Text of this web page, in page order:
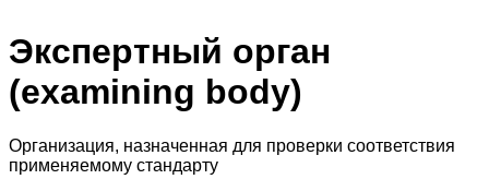
Экспертный орган
(examining body)
Организация, назначенная для проверки соответствия
применяемому стандарту